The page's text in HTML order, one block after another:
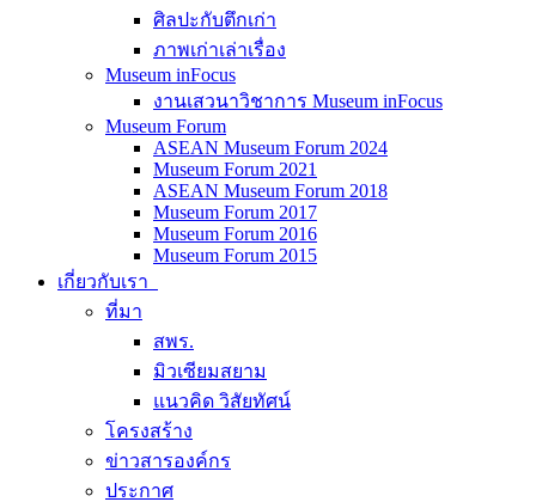
ศิลปะกับตึกเก่า
ภาพเก่าเล่าเรื่อง
Museum inFocus
งานเสวนาวิชาการ Museum inFocus
Museum Forum
ASEAN Museum Forum 2024
Museum Forum 2021
ASEAN Museum Forum 2018
Museum Forum 2017
Museum Forum 2016
Museum Forum 2015
เกี่ยวกับเรา
ที่มา
สพร.
มิวเซียมสยาม
แนวคิด วิสัยทัศน์
โครงสร้าง
ข่าวสารองค์กร
ประกาศ